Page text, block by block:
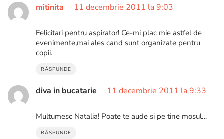
mitinita 11 decembrie 2011 la 9:03
Felicitari pentru aspirator! Ce-mi plac mie astfel de
evenimente,mai ales cand sunt organizate pentru
copii.
RĂSPUNDE
diva in bucatarie 11 decembrie 2011 la 9:33
Multumesc Natalia! Poate te aude si pe tine mosul…
RĂSPUNDE